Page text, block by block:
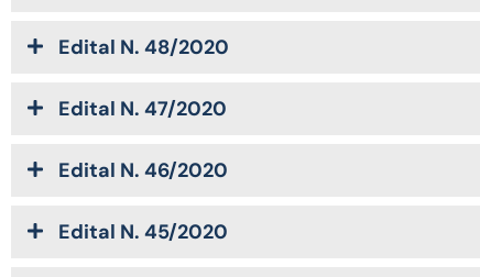
Edital N. 48/2020
Edital N. 47/2020
Edital N. 46/2020
Edital N. 45/2020